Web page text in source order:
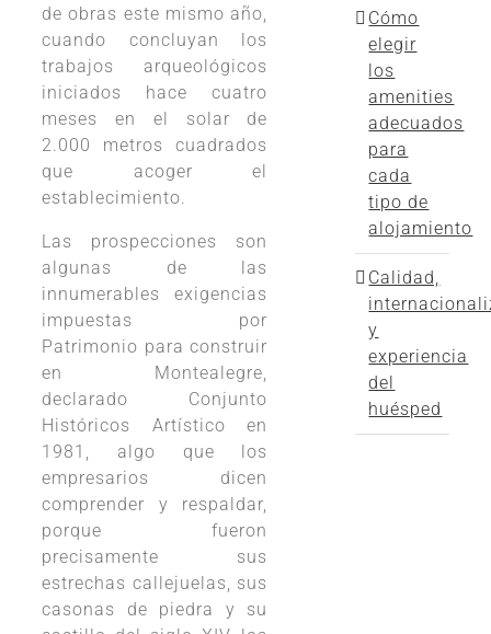
de obras este mismo año,
cuando concluyan los
trabajos arqueológicos
iniciados hace cuatro
meses en el solar de
2.000 metros cuadrados
que acoger el
establecimiento.
Las prospecciones son
algunas de las
innumerables exigencias
impuestas por
Patrimonio para construir
en Montealegre,
declarado Conjunto
Históricos Artístico en
1981, algo que los
empresarios dicen
comprender y respaldar,
porque fueron
precisamente sus
estrechas callejuelas, sus
casonas de piedra y su
Cómo
elegir
los
amenities
adecuados
para
cada
tipo de
alojamiento
Calidad,
y
experiencia
del
huésped